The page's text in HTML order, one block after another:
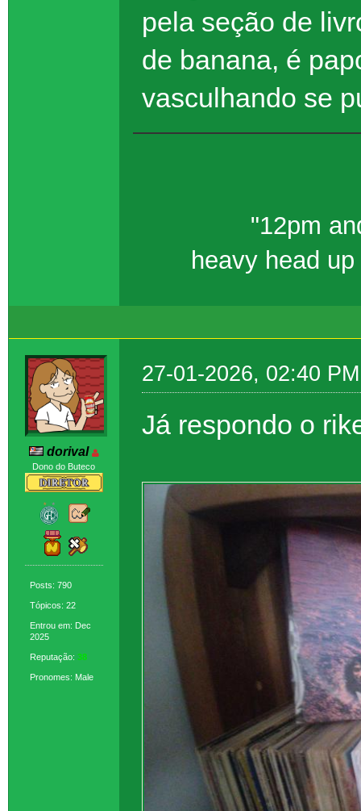
pela seção de
de banana, é
vasculhando se
"12pm
heavy head
dorival
Dono do Buteco
Posts: 790
Tópicos: 22
Entrou em: Dec
2025
Reputação: 38
Pronomes: Male
27-01-2026, 02:40 PM
Já respondo o